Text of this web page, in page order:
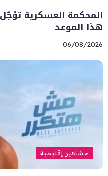
المحكمة العسكرية
هذا الموعد
06/08/2026
مشاهير إقليمية